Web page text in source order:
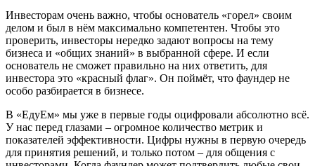
Инвесторам очень важно, чтобы основатель «горел» своим
делом и был в нём максимально компетентен. Чтобы это
проверить, инвесторы нередко задают вопросы на тему
бизнеса и «общих знаний» в выбранной сфере. И если
основатель не сможет правильно на них ответить, для
инвестора это «красный флаг». Он поймёт, что фаундер не
особо разбирается в бизнесе.
В «ЕдуЕм» мы уже в первые годы оцифровали абсолютно всё.
У нас перед глазами – огромное количество метрик и
показателей эффективности. Цифры нужны в первую очередь
для принятия решений, и только потом – для общения с